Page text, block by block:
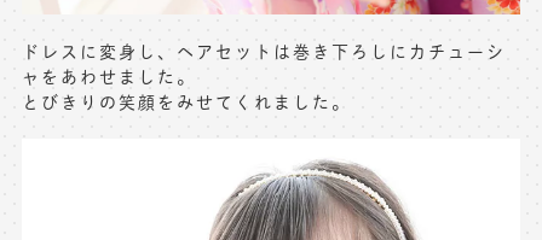
ドレスに変身し、ヘアセットは巻き下ろしにカチューシ
ャをあわせました。
とびきりの笑顔をみせてくれました。